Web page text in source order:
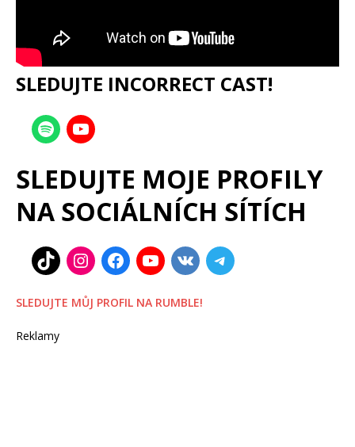
SLEDUJTE INCORRECT CAST!
SLEDUJTE MOJE PROFILY
NA SOCIÁLNÍCH SÍTÍCH
SLEDUJTE MŮJ PROFIL NA RUMBLE!
Reklamy